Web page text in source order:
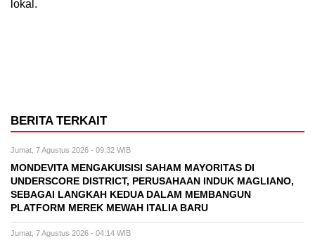
lokal.
BERITA TERKAIT
Jumat, 7 Agustus 2026 - 09:32 WIB
MONDEVITA MENGAKUISISI SAHAM MAYORITAS DI
UNDERSCORE DISTRICT, PERUSAHAAN INDUK MAGLIANO,
SEBAGAI LANGKAH KEDUA DALAM MEMBANGUN
PLATFORM MEREK MEWAH ITALIA BARU
Jumat, 7 Agustus 2026 - 04:14 WIB